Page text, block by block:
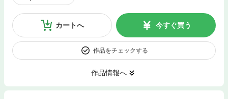
カートへ 今すぐ買う
作品をチェックする
作品情報へ